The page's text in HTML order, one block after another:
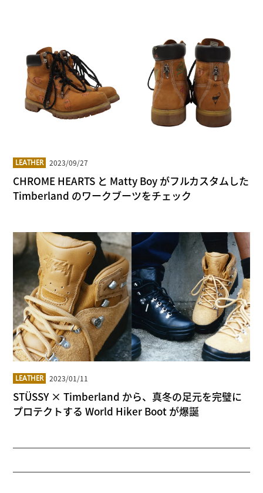
LEATHER 2023/09/27
CHROME HEARTS と Matty Boy がフルカスタムした
Timberland のワークブーツをチェック
LEATHER 2023/01/11
STÜSSY × Timberland から、真冬の足元を完璧に
プロテクトする World Hiker Boot が爆誕